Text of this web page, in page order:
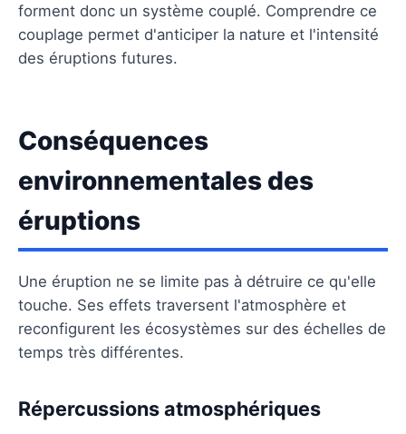
forment donc un système couplé. Comprendre ce
couplage permet d'anticiper la nature et l'intensité
des éruptions futures.
Conséquences
environnementales des
éruptions
Une éruption ne se limite pas à détruire ce qu'elle
touche. Ses effets traversent l'atmosphère et
reconfigurent les écosystèmes sur des échelles de
temps très différentes.
Répercussions atmosphériques